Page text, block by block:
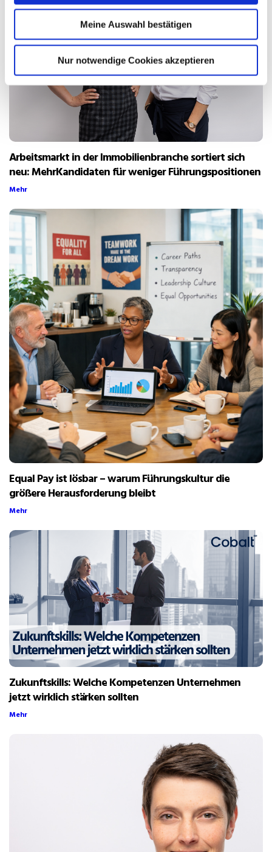
Meine Auswahl bestätigen
Nur notwendige Cookies akzeptieren
Arbeitsmarkt in der Immobilienbranche sortiert sich
neu: MehrKandidaten für weniger Führungspositionen
Mehr
Equal Pay ist lösbar – warum Führungskultur die
größere Herausforderung bleibt
Mehr
Zukunftskills: Welche Kompetenzen Unternehmen
jetzt wirklich stärken sollten
Mehr